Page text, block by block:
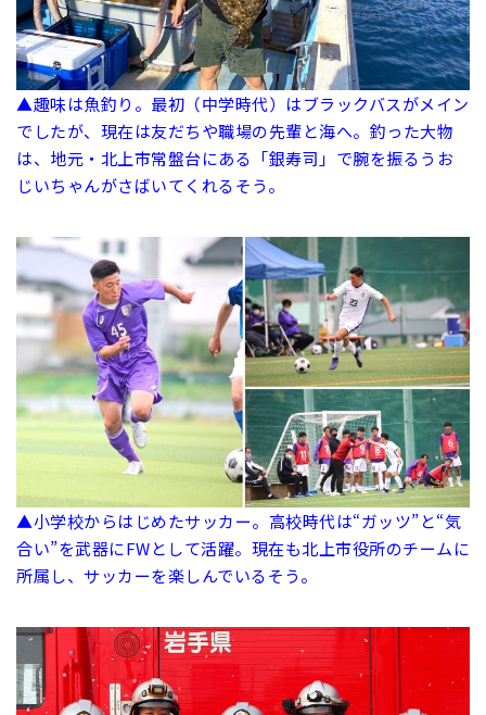
▲趣味は魚釣り。最初（中学時代）はブラックバスがメイン
でしたが、現在は友だちや職場の先輩と海へ。釣った大物
は、地元・北上市常盤台にある「銀寿司」で腕を振るうお
じいちゃんがさばいてくれるそう。
▲小学校からはじめたサッカー。高校時代は“ガッツ”と“気
合い”を武器にFWとして活躍。現在も北上市役所のチームに
所属し、サッカーを楽しんでいるそう。